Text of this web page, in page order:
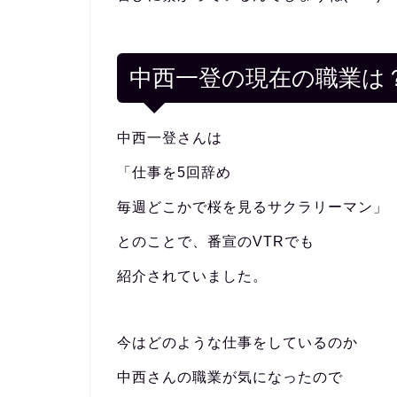
中西一登の現在の職業は
中西一登さんは
「仕事を5回辞め
毎週どこかで桜を見るサクラリーマン」
とのことで、番宣のVTRでも
紹介されていました。
今はどのような仕事をしているのか
中西さんの職業が気になったので